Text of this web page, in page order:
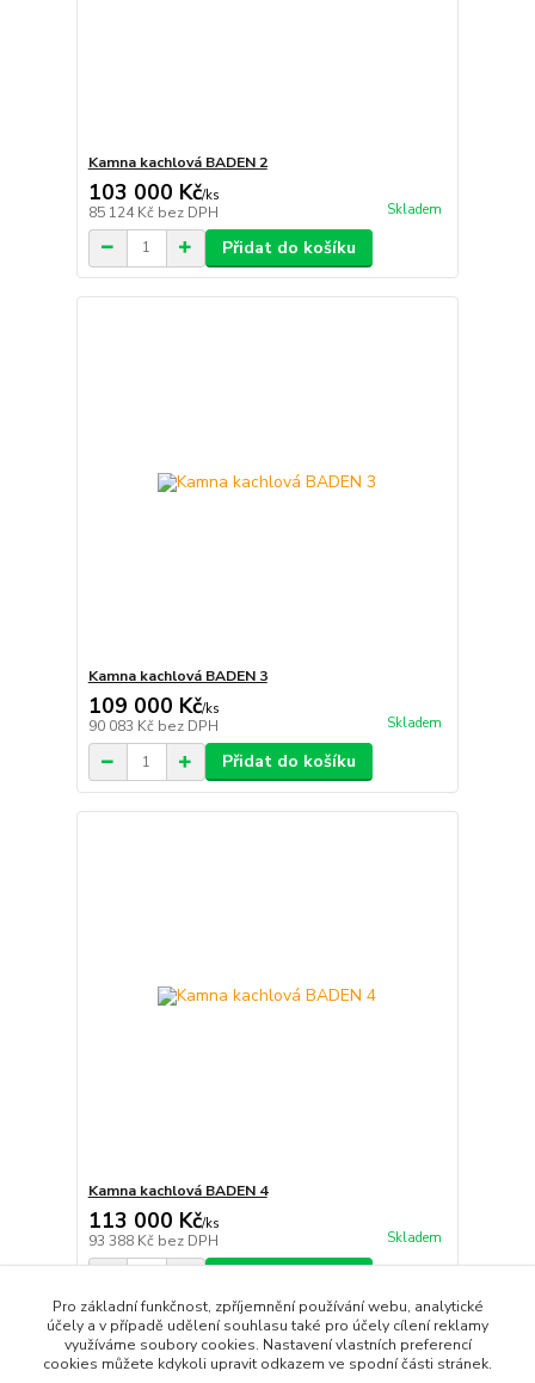
Kamna kachlová BADEN 2
103 000 Kč/ks
85 124 Kč bez DPH Skladem
Přidat do košíku
Kamna kachlová BADEN 3
109 000 Kč/ks
90 083 Kč bez DPH Skladem
Přidat do košíku
Kamna kachlová BADEN 4
113 000 Kč/ks
93 388 Kč bez DPH Skladem
strana z 1
Pro základní funkčnost, zpříjemnění používání webu, analytické
účely a v případě udělení souhlasu také pro účely cílení reklamy
využíváme soubory cookies. Nastavení vlastních preferencí
cookies můžete kdykoli upravit odkazem ve spodní části stránek.